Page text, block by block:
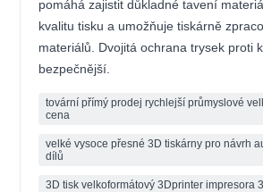
pomáhá zajistit důkladné tavení
kvalitu tisku a umožňuje tiskárně
materiálů. Dvojitá ochrana trysek proti
bezpečnější.
tovární přímý prodej rychlejší průmyslové
cena
velké vysoce přesné 3D tiskárny pro návrh
dílů
3D tisk velkoformátový 3Dprinter impresora